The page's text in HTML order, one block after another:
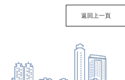
返回上一頁